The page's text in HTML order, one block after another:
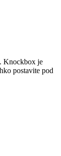
Knockbox je
postavite pod